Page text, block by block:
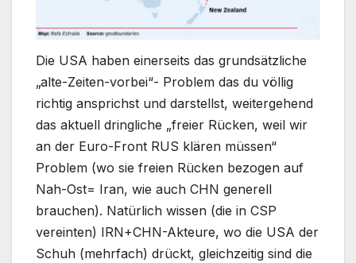
Die USA haben einerseits das grundsätzliche
„alte-Zeiten-vorbei“- Problem das du völlig
richtig ansprichst und darstellst, weitergehend
das aktuell dringliche „freier Rücken, weil wir
an der Euro-Front RUS klären müssen“
Problem (wo sie freien Rücken bezogen auf
Nah-Ost= Iran, wie auch CHN generell
brauchen). Natürlich wissen (die in CSP
vereinten) IRN+CHN-Akteure, wo die USA der
Schuh (mehrfach) drückt, gleichzeitig sind die